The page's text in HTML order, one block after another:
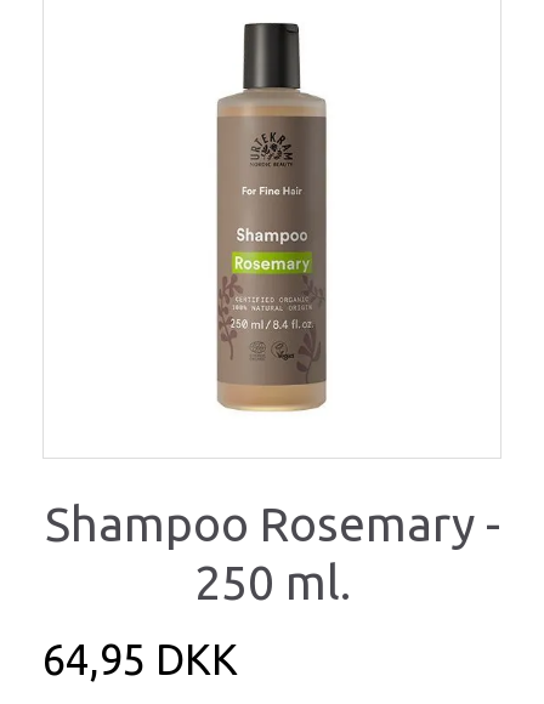
Shampoo Rosemary -
250 ml.
64,95 DKK